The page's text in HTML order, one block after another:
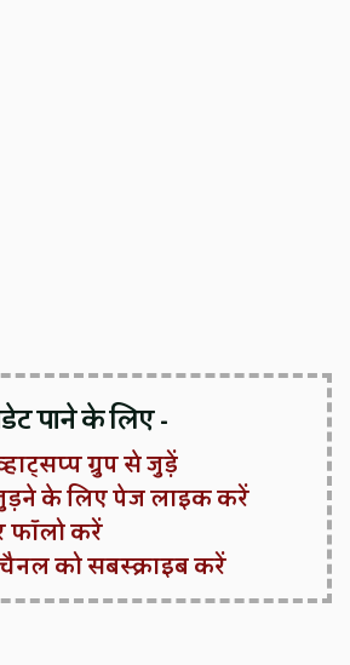
पाने के लिए -
ग्रुप से जुड़ें
के लिए पेज लाइक करें
फॉलो करें
को सबस्क्राइब करें